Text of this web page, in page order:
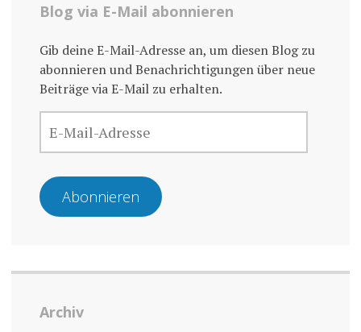
Blog via E-Mail abonnieren
Gib deine E-Mail-Adresse an, um diesen Blog zu
abonnieren und Benachrichtigungen über neue
Beiträge via E-Mail zu erhalten.
MAIL-
ADRESSE
Abonnieren
Archiv